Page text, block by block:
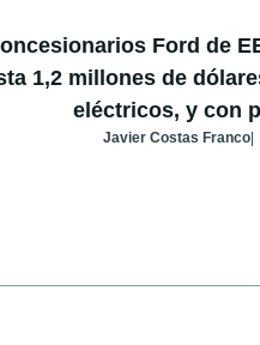
Ford de
1,2 millones de
eléctricos, y con
Javier Costas Franco